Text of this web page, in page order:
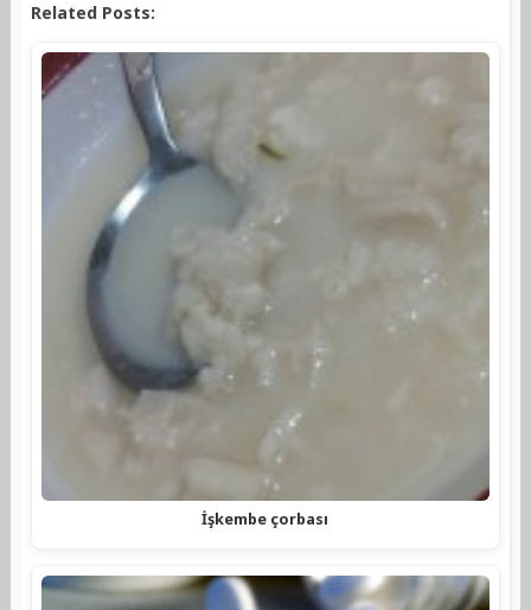
Related Posts:
İşkembe çorbası